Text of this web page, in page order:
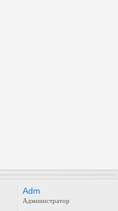
Adm
Администратор